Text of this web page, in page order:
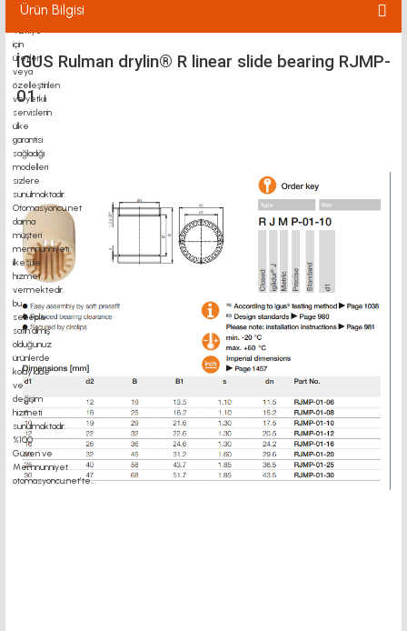
Ürün Bilgisi
İGUS Rulman drylin® R linear slide bearing RJMP-
01